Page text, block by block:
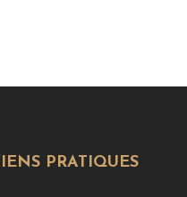
PRATIQUES